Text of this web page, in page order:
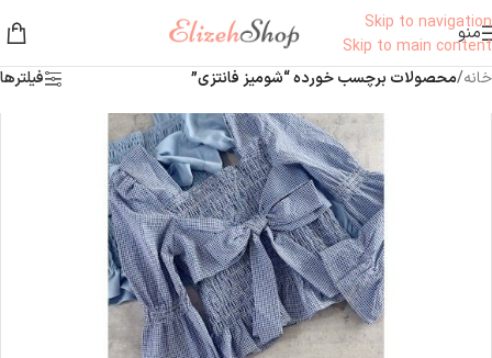
Skip to navigation
Skip to main content
منو
خانه/محصولات برچسب خورده “شومیز فانتزی” فیلترها